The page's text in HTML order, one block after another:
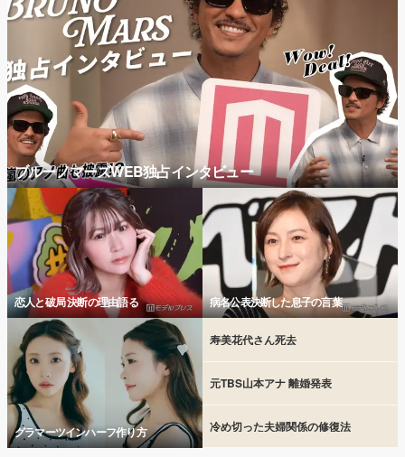
ブルーノマーズWEB独占インタビュー
恋人と破局 決断の理由語る 病名公表決断した息子の言葉
グラマーツインハーフ作り方
寿美花代さん死去
元TBS山本アナ 離婚発表
冷め切った夫婦関係の修復法